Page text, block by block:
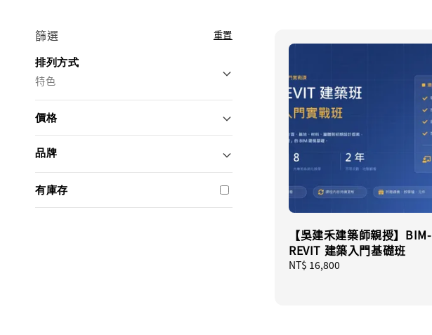
篩選 重置
排列方式
特色
價格
品牌
有庫存
【吳建禾建築師親授】BIM-
REVIT 建築入門基礎班
Regular
NT$ 16,800